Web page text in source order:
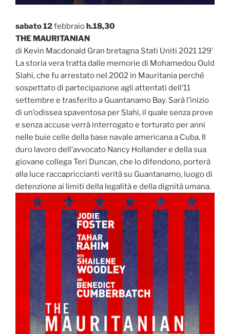
sabato 12febbraioh.18,30
THE MAURITANIAN
di Kevin Macdonald Gran bretagna Stati Uniti 2021 129’
La storia vera tratta dalle memorie di Mohamedou Ould
Slahi, che fu arrestato nel 2002 in Mauritania perché
sospettato di partecipazione agli attentati dell’11
settembre e trasferito a Guantanamo Bay. Sarà l’inizio
di un’odissea spaventosa per Slahi, il quale senza prove
e senza accuse verrà interrogato e torturato per anni
nelle buie celle della base navale americana a Cuba. Il
duro lavoro dell’avvocato Nancy Hollander e della sua
giovane collega Teri Duncan, che lo difendono, porterà
alla luce raccapriccianti verità su Guantanamo, luogo di
detenzione ai limiti della legalità e della dignità umana.